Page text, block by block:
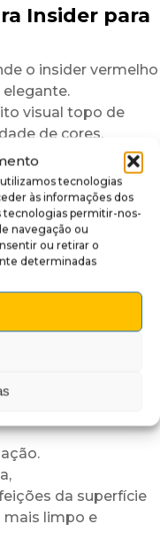
tecnologias
às informações dos
tecnologias permitir-nos-
navegação ou
ou retirar o
determinadas
Insider para
o insider vermelho
visual topo de
de cores.
contrastes
a
discretamente a
em
da superfície
limpo e